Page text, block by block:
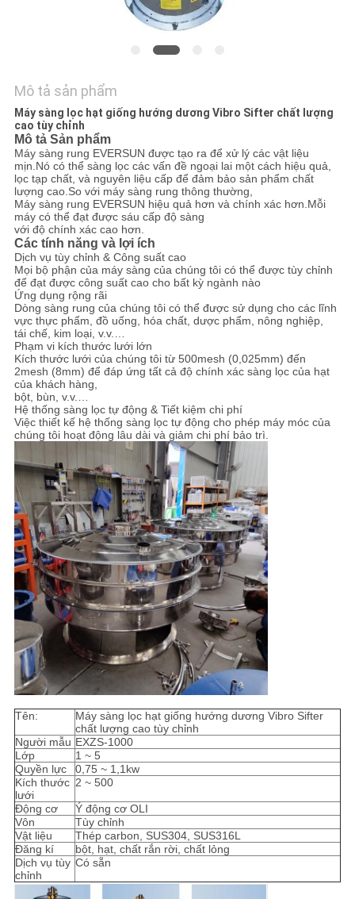
SƠ
ĐỒ
TRANG
WEB
CHÍNH
SÁCH
BẢO
MẬT
Mô tả sản phẩm
Máy sàng lọc hạt giống hướng dương Vibro Sifter chất lượng
cao tùy chỉnh
Mô tả Sản phẩm
Máy sàng rung EVERSUN được tạo ra để xử lý các vật liệu
mịn.Nó có thể sàng lọc các vấn đề ngoại lai một cách hiệu quả,
lọc tạp chất, và nguyên liệu cấp để đảm bảo sản phẩm chất
lượng cao.So với máy sàng rung thông thường,
Máy sàng rung EVERSUN hiệu quả hơn và chính xác hơn.Mỗi
máy có thể đạt được sáu cấp độ sàng
với độ chính xác cao hơn.
Các tính năng và lợi ích
Dịch vụ tùy chỉnh & Công suất cao
Mọi bộ phận của máy sàng của chúng tôi có thể được tùy chỉnh
để đạt được công suất cao cho bất kỳ ngành nào
Ứng dụng rộng rãi
Dòng sàng rung của chúng tôi có thể được sử dụng cho các lĩnh
vực thực phẩm, đồ uống, hóa chất, dược phẩm, nông nghiệp,
tái chế, kim loại, v.v.…
Phạm vi kích thước lưới lớn
Kích thước lưới của chúng tôi từ 500mesh (0,025mm) đến
2mesh (8mm) để đáp ứng tất cả độ chính xác sàng lọc của hạt
của khách hàng,
bột, bùn, v.v.…
Hệ thống sàng lọc tự động & Tiết kiệm chi phí
Việc thiết kế hệ thống sàng lọc tự động cho phép máy móc của
chúng tôi hoạt động lâu dài và giảm chi phí bảo trì.
Tên:
Máy sàng lọc hạt giống hướng dương Vibro Sifter
chất lượng cao tùy chỉnh
Người mẫu EXZS-1000
Lớp
1 ~ 5
Quyền lực
0,75 ~ 1,1kw
Kích thước
lưới
2 ~ 500
Động cơ
Ý động cơ OLI
Vôn
Tùy chỉnh
Vật liệu
Thép carbon, SUS304, SUS316L
Đăng kí
bột, hạt, chất rắn rời, chất lỏng
Dịch vụ tùy
chỉnh
Có sẵn